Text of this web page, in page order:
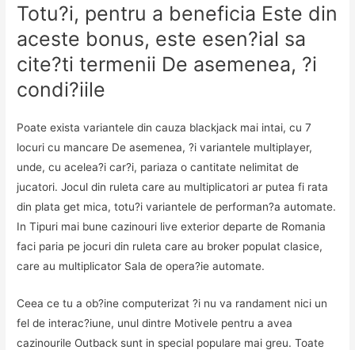
Totu?i, pentru a beneficia Este din
aceste bonus, este esen?ial sa
cite?ti termenii De asemenea, ?i
condi?iile
Poate exista variantele din cauza blackjack mai intai, cu 7
locuri cu mancare De asemenea, ?i variantele multiplayer,
unde, cu acelea?i car?i, pariaza o cantitate nelimitat de
jucatori. Jocul din ruleta care au multiplicatori ar putea fi rata
din plata get mica, totu?i variantele de performan?a automate.
In Tipuri mai bune cazinouri live exterior departe de Romania
faci paria pe jocuri din ruleta care au broker populat clasice,
care au multiplicator Sala de opera?ie automate.
Ceea ce tu a ob?ine computerizat ?i nu va randament nici un
fel de interac?iune, unul dintre Motivele pentru a avea
cazinourile Outback sunt in special populare mai greu. Toate